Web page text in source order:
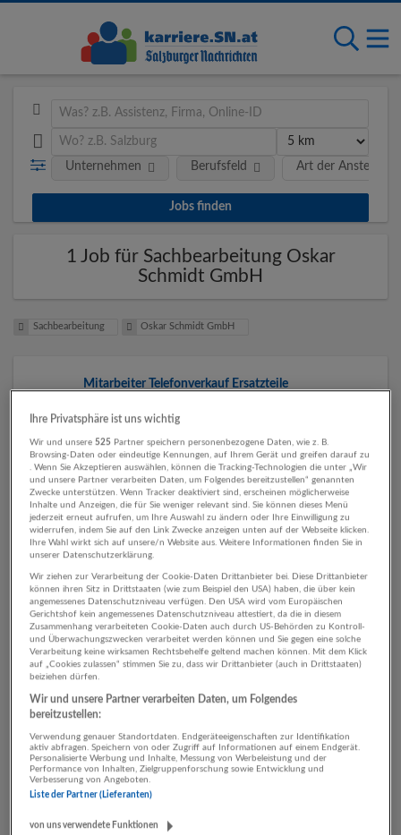
Art der Anstellung
Unternehmen Berufsfeld
1 Job für Sachbearbeitung Oskar
Schmidt GmbH
Sachbearbeitung Oskar Schmidt GmbH
Mitarbeiter Telefonverkauf Ersatzteile
Salzburg
Automatisch neue Jobs per E-Mail erhalten?
Jetzt Suchagent aktivieren!
Top-Arbeitgeber
36 Jobs online
Ihre Privatsphäre ist uns wichtig
Wir und unsere525 Partner speichern personenbezogene Daten, wie z. B.
Browsing-Daten oder eindeutige Kennungen, auf Ihrem Gerät und greifen darauf zu
. Wenn Sie Akzeptieren auswählen, können die Tracking-Technologien die unter „Wir
und unsere Partner verarbeiten Daten, um Folgendes bereitzustellen“ genannten
Zwecke unterstützen. Wenn Tracker deaktiviert sind, erscheinen möglicherweise
Inhalte und Anzeigen, die für Sie weniger relevant sind. Sie können dieses Menü
jederzeit erneut aufrufen, um Ihre Auswahl zu ändern oder Ihre Einwilligung zu
widerrufen, indem Sie auf den Link Zwecke anzeigen unten auf der Webseite klicken.
Ihre Wahl wirkt sich auf unsere/n Website aus. Weitere Informationen finden Sie in
unserer Datenschutzerklärung.
Wir ziehen zur Verarbeitung der Cookie-Daten Drittanbieter bei. Diese Drittanbieter
können ihren Sitz in Drittstaaten (wie zum Beispiel den USA) haben, die über kein
angemessenes Datenschutzniveau verfügen. Den USA wird vom Europäischen
Gerichtshof kein angemessenes Datenschutzniveau attestiert, da die in diesem
Zusammenhang verarbeiteten Cookie-Daten auch durch US-Behörden zu Kontroll-
und Überwachungszwecken verarbeitet werden können und Sie gegen eine solche
Verarbeitung keine wirksamen Rechtsbehelfe geltend machen können. Mit dem Klick
auf „Cookies zulassen“ stimmen Sie zu, dass wir Drittanbieter (auch in Drittstaaten)
beiziehen dürfen.
Wir und unsere Partner verarbeiten Daten, um Folgendes
bereitzustellen:
Verwendung genauer Standortdaten. Endgeräteeigenschaften zur Identifikation
aktiv abfragen. Speichern von oder Zugriff auf Informationen auf einem Endgerät.
Personalisierte Werbung und Inhalte, Messung von Werbeleistung und der
Performance von Inhalten, Zielgruppenforschung sowie Entwicklung und
Verbesserung von Angeboten.
Liste der Partner (Lieferanten)
von uns verwendete Funktionen